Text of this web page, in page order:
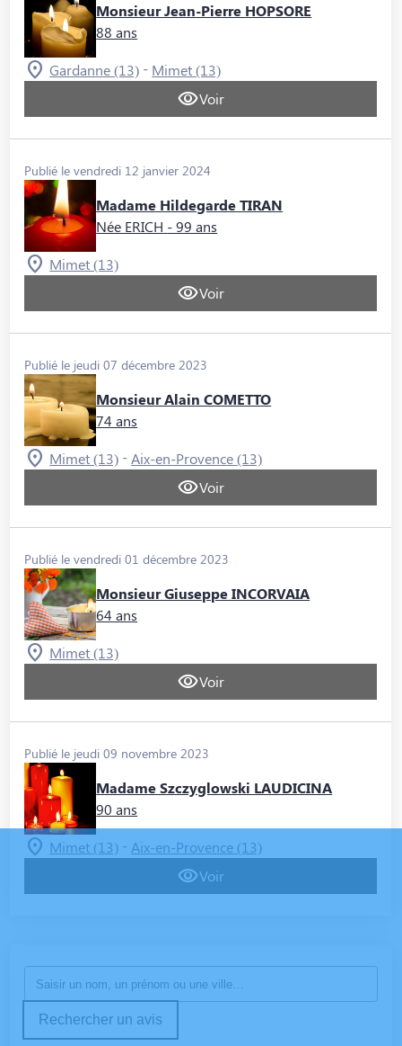
Monsieur Jean-Pierre HOPSORE
88 ans
Gardanne (13) - Mimet (13)
Voir
Publié le vendredi 12 janvier 2024
Madame Hildegarde TIRAN
Née ERICH - 99 ans
Mimet (13)
Voir
Publié le jeudi 07 décembre 2023
Monsieur Alain COMETTO
74 ans
Mimet (13) - Aix-en-Provence (13)
Voir
Publié le vendredi 01 décembre 2023
Monsieur Giuseppe INCORVAIA
64 ans
Mimet (13)
Voir
Publié le jeudi 09 novembre 2023
Madame Szczyglowski LAUDICINA
90 ans
Mimet (13) - Aix-en-Provence (13)
Voir
Rechercher un avis